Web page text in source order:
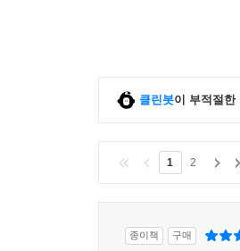
클린봇이 부적절한
1 2
종이책 구매